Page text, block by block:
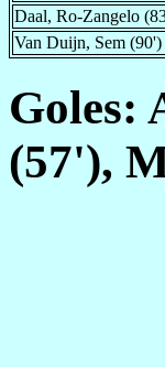
Daal, Ro-Zangelo
Van Duijn, Sem (90')
Goles:
(57'),